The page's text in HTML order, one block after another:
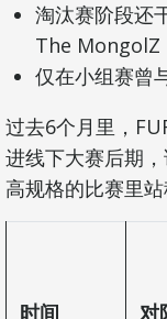
淘汰赛阶段还
The MongolZ
仅在小组赛曾
过去6个月里，
进线下大赛后期
高规格的比赛里站
时间 对